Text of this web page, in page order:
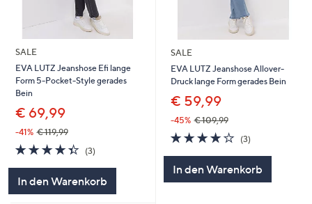
SALE
EVA LUTZ Jeanshose Efi lange
Form 5-Pocket-Style gerades
Bein
€ 69,99
-41% € 119,99
4.3
von
(3)3
In den Warenkorb
SALE
EVA LUTZ Jeanshose Allover-
Druck lange Form gerades Bein
€ 59,99
-45% € 109,99
4.0
von
(3)3
In den Warenkorb